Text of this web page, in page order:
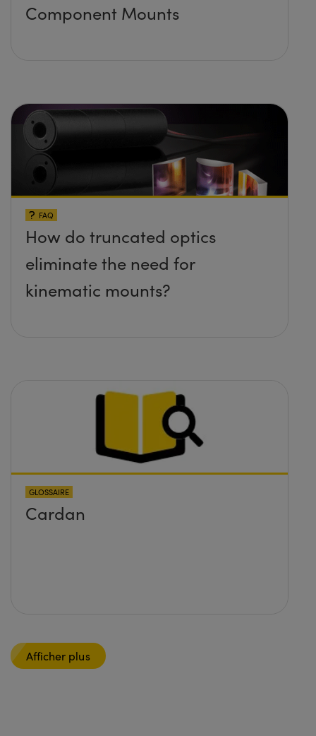
Component Mounts
FAQ
How do truncated optics
eliminate the need for
kinematic mounts?
GLOSSAIRE
Cardan
Afficher plus